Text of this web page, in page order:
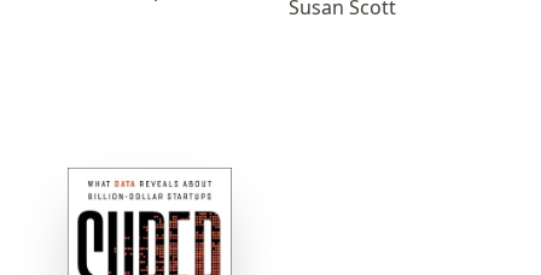
Susan Scott